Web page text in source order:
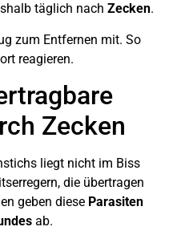
täglich nach Zecken.
zum Entfernen mit. So
reagieren.
Zecken
liegt nicht im Biss
die übertragen
geben diese Parasiten
ab.